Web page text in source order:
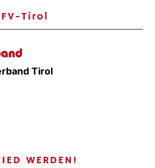
Tirol
Tirol
WERDEN!